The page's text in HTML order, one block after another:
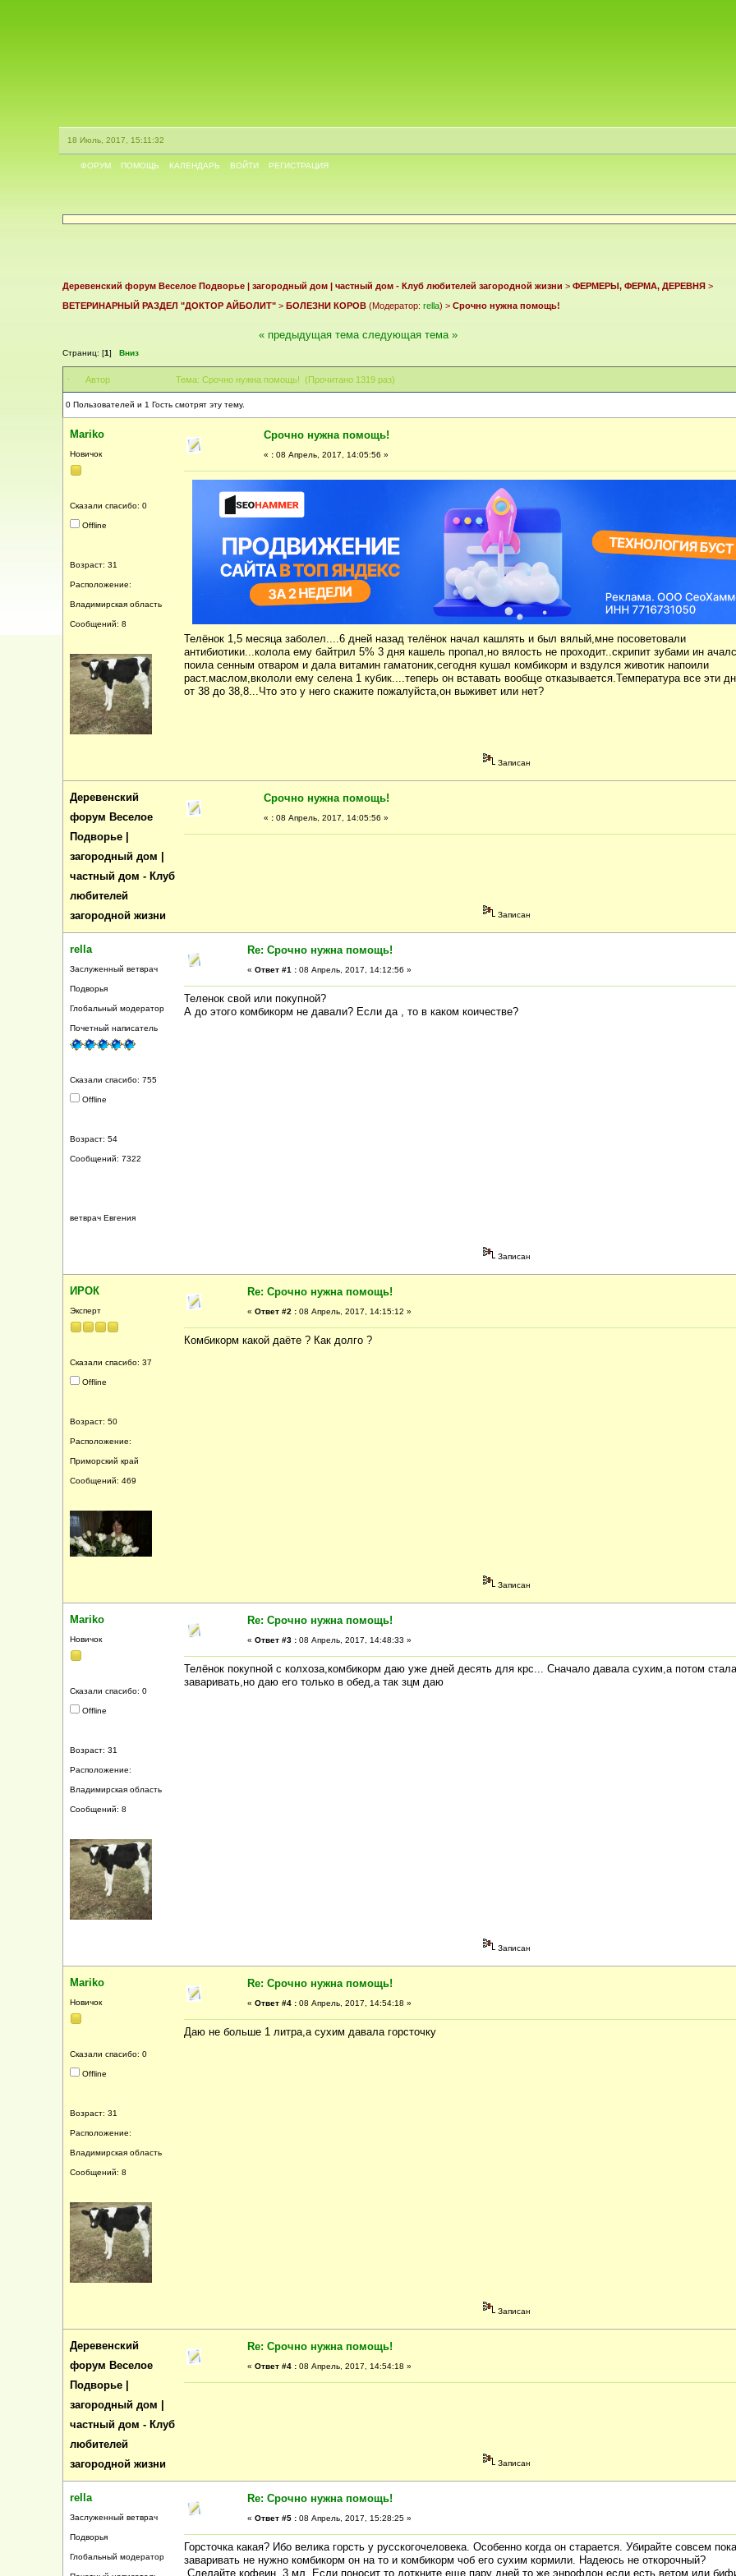
18 Июль, 2017, 15:11:32
ФОРУМ ПОМОЩЬ КАЛЕНДАРЬ ВОЙТИ РЕГИСТРАЦИЯ
Деревенский форум Веселое Подворье | загородный дом | частный дом - Клуб любителей загородной жизни > ФЕРМЕРЫ, ФЕРМА, ДЕРЕВНЯ >
ВЕТЕРИНАРНЫЙ РАЗДЕЛ "ДОКТОР АЙБОЛИТ" > БОЛЕЗНИ КОРОВ (Модератор: rella) > Срочно нужна помощь!
Страниц: [1] Вниз
« предыдущая тема следующая тема »
Автор Тема: Срочно нужна помощь! (Прочитано 1319 раз)
0 Пользователей и 1 Гость смотрят эту тему.
Mariko
Новичок
Сказали спасибо: 0
Offline
Возраст: 31
Расположение:
Владимирская область
Сообщений: 8
Срочно нужна помощь!
« : 08 Апрель, 2017, 14:05:56 »
Телёнок 1,5 месяца заболел....6 дней назад телёнок начал кашлять и был вялый,мне посоветовали
антибиотики...колола ему байтрил 5% 3 дня кашель пропал,но вялость не проходит..скрипит зубами ин
поила сенным отваром и дала витамин гаматоник,сегодня кушал комбикорм и вздулся животик напоили
раст.маслом,вкололи ему селена 1 кубик....теперь он вставать вообще отказывается.Температура все эти
от 38 до 38,8...Что это у него скажите пожалуйста,он выживет или нет?
Записан
Деревенский
форум Веселое
Подворье |
загородный дом |
частный дом - Клуб
любителей
загородной жизни
Срочно нужна помощь!
« : 08 Апрель, 2017, 14:05:56 »
Записан
rella
Заслуженный ветврач
Подворья
Глобальный модератор
Почетный написатель
Сказали спасибо: 755
Offline
Возраст: 54
Сообщений: 7322
ветврач Евгения
Re: Срочно нужна помощь!
« Ответ #1 : 08 Апрель, 2017, 14:12:56 »
Теленок свой или покупной?
А до этого комбикорм не давали? Если да , то в каком коичестве?
Записан
ИРОК
Эксперт
Сказали спасибо: 37
Offline
Возраст: 50
Расположение:
Приморский край
Сообщений: 469
Re: Срочно нужна помощь!
« Ответ #2 : 08 Апрель, 2017, 14:15:12 »
Комбикорм какой даёте ? Как долго ?
Записан
Mariko
Новичок
Сказали спасибо: 0
Offline
Возраст: 31
Расположение:
Владимирская область
Сообщений: 8
Re: Срочно нужна помощь!
« Ответ #3 : 08 Апрель, 2017, 14:48:33 »
Телёнок покупной с колхоза,комбикорм даю уже дней десять для крс... Сначало давала сухим,а потом стала
заваривать,но даю его только в обед,а так зцм даю
Записан
Mariko
Новичок
Сказали спасибо: 0
Offline
Возраст: 31
Расположение:
Владимирская область
Сообщений: 8
Re: Срочно нужна помощь!
« Ответ #4 : 08 Апрель, 2017, 14:54:18 »
Даю не больше 1 литра,а сухим давала горсточку
Записан
Деревенский
форум Веселое
Подворье |
загородный дом |
частный дом - Клуб
любителей
загородной жизни
Re: Срочно нужна помощь!
« Ответ #4 : 08 Апрель, 2017, 14:54:18 »
Записан
rella
Заслуженный ветврач
Подворья
Глобальный модератор
Re: Срочно нужна помощь!
« Ответ #5 : 08 Апрель, 2017, 15:28:25 »
Горсточка какая? Ибо велика горсть у русскогочеловека. Особенно когда он старается. Убирайте совсем
заваривать не нужно комбикорм он на то и комбикорм чоб его сухим кормили. Надеюсь не откорочный?
Сделайте кофеин 3 мл. Если поносит то доткните еще пару дней то же энрофлон.если есть ветом или